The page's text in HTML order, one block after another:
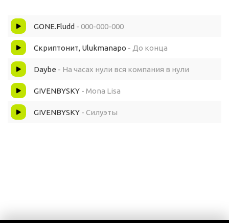
GONE.Fludd - 000-000-000
Скриптонит, Ulukmanapo - До конца
Daybe - На часах нули вся компания в нули
GIVENBYSKY - Mona Lisa
GIVENBYSKY - Силуэты